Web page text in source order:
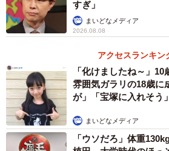
すぎ」
まいどなメディア
2026.08.08
アクセスランキン
「化けましたね～」
雰囲気ガラリの18歳
が」「宝塚に入れそう」
まいどなメディア
「ウソだろ」体重